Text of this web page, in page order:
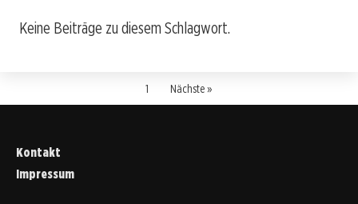
Keine Beiträge zu diesem Schlagwort.
1 Nächste »
Kontakt
Impressum